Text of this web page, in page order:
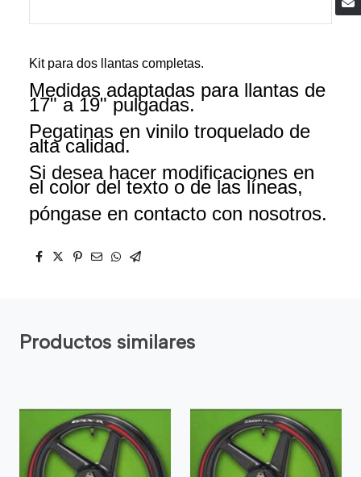
Kit para dos llantas completas.
Medidas adaptadas para llantas de
17" a 19" pulgadas.
Pegatinas en vinilo troquelado de
alta calidad.
Si desea hacer modificaciones en
el color del texto o de las líneas,
póngase en contacto con nosotros.
Productos similares